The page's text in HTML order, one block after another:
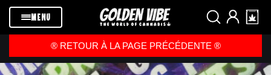
Passer au
contenuMENU
®️ RETOUR À LA PAGE PRÉCÉDENTE ®️